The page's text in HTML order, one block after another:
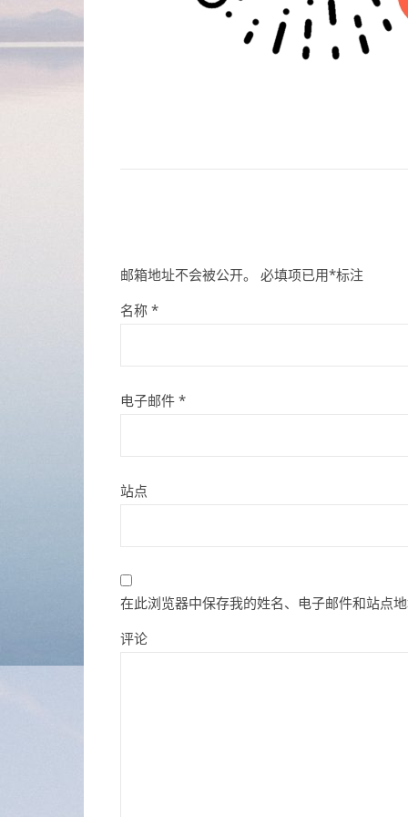
邮箱地址不会被公开。 必填项已用*标注
名称 *
电子邮件 *
站点
在此浏览器中保存我的姓名、电子邮件和站点
评论